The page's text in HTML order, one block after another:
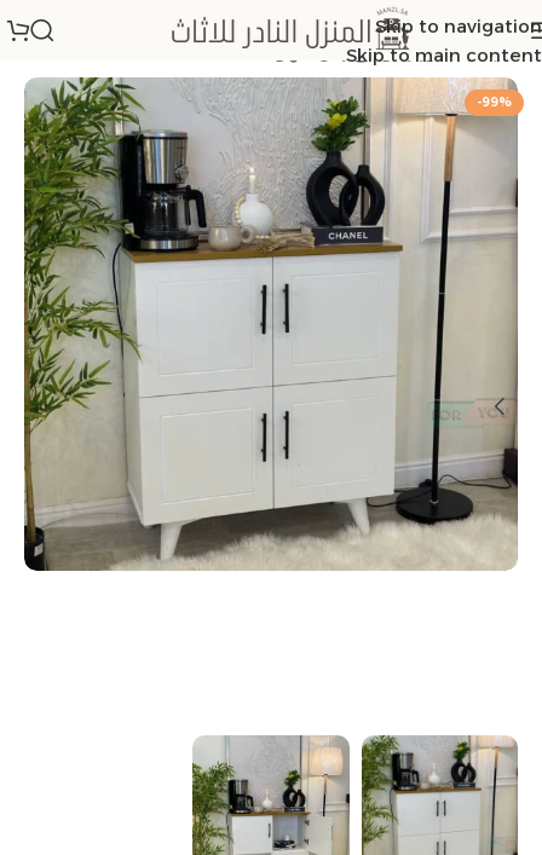
Skip to navigation
Skip to main content
الرئيسية/كورنر كوفي ركن قهوة
-99%